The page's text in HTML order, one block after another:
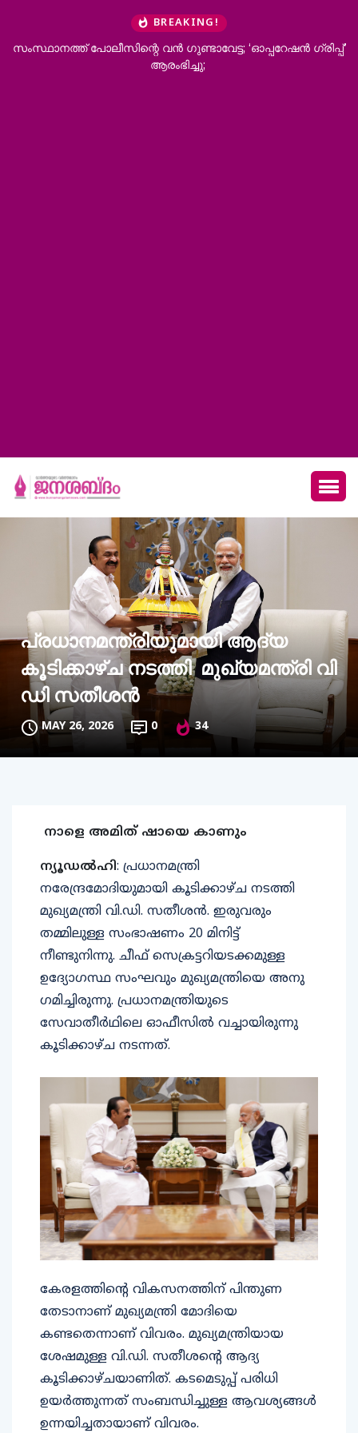
BREAKING!
വൻ ഗുണ്ടാവേട്ട; ‘ഓപ്പറേഷൻ ഗ്രിപ്പ്’
പ്രതികൂല
പ്രധാനമന്ത്രിയുമായി ആദ്യ
കൂടിക്കാഴ്ച നടത്തി മുഖ്യമന്ത്രി വി
ഡി സതീശൻ
MAY 26, 2026 0 34
നാളെ അമിത് ഷായെ കാണും
ന്യൂഡൽഹി: പ്രധാനമന്ത്രി
നരേന്ദ്രമോദിയുമായി കൂടിക്കാഴ്ച നടത്തി
മുഖ്യമന്ത്രി വി.ഡി. സതീശൻ. ഇരുവരും
തമ്മിലുള്ള സംഭാഷണം 20 മിനിട്ട്
നീണ്ടുനിന്നു. ചീഫ് സെക്രട്ടറിയടക്കമുള്ള
ഉദ്യോ​ഗസ്ഥ സംഘവും മുഖ്യമന്ത്രിയെ അനു​
ഗമിച്ചിരുന്നു. പ്രധാനമന്ത്രിയുടെ
സേവാതീര്‍ഥിലെ ഓഫീസില്‍ വച്ചായിരുന്നു
കൂടിക്കാഴ്ച നടന്നത്.
കേരളത്തിൻ്റെ വികസനത്തിന് പിന്തുണ
തേടാനാണ് മുഖ്യമന്ത്രി മോദിയെ
കണ്ടതെന്നാണ് വിവരം. മുഖ്യമന്ത്രിയായ
ശേഷമുള്ള വി.ഡി. സതീശൻ്റെ ആദ്യ
കൂടിക്കാഴ്ചയാണിത്. കടമെടുപ്പ് പരിധി
ഉയർത്തുന്നത് സംബന്ധിച്ചുള്ള ആവശ്യങ്ങൾ
ഉന്നയിച്ചതായാണ് വിവരം.